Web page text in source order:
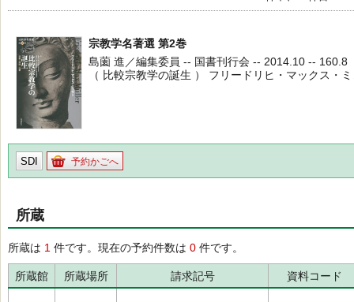
宗教学名著選 第2巻
島薗 進／編集委員 -- 国書刊行会 -- 2014.10 -- 160.8
（ 比較宗教学の誕生 ） フリードリヒ・マックス・
SDI 予約かごへ
所蔵
所蔵は 1 件です。現在の予約件数は 0 件です。
所蔵館 所蔵場所 請求記号 資料コード